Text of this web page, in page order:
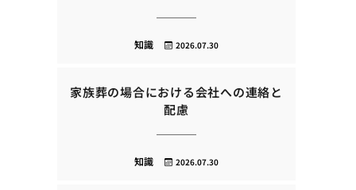
2026.07.30
知識
家族葬の場合における会社への連絡と
配慮
2026.07.30
知識